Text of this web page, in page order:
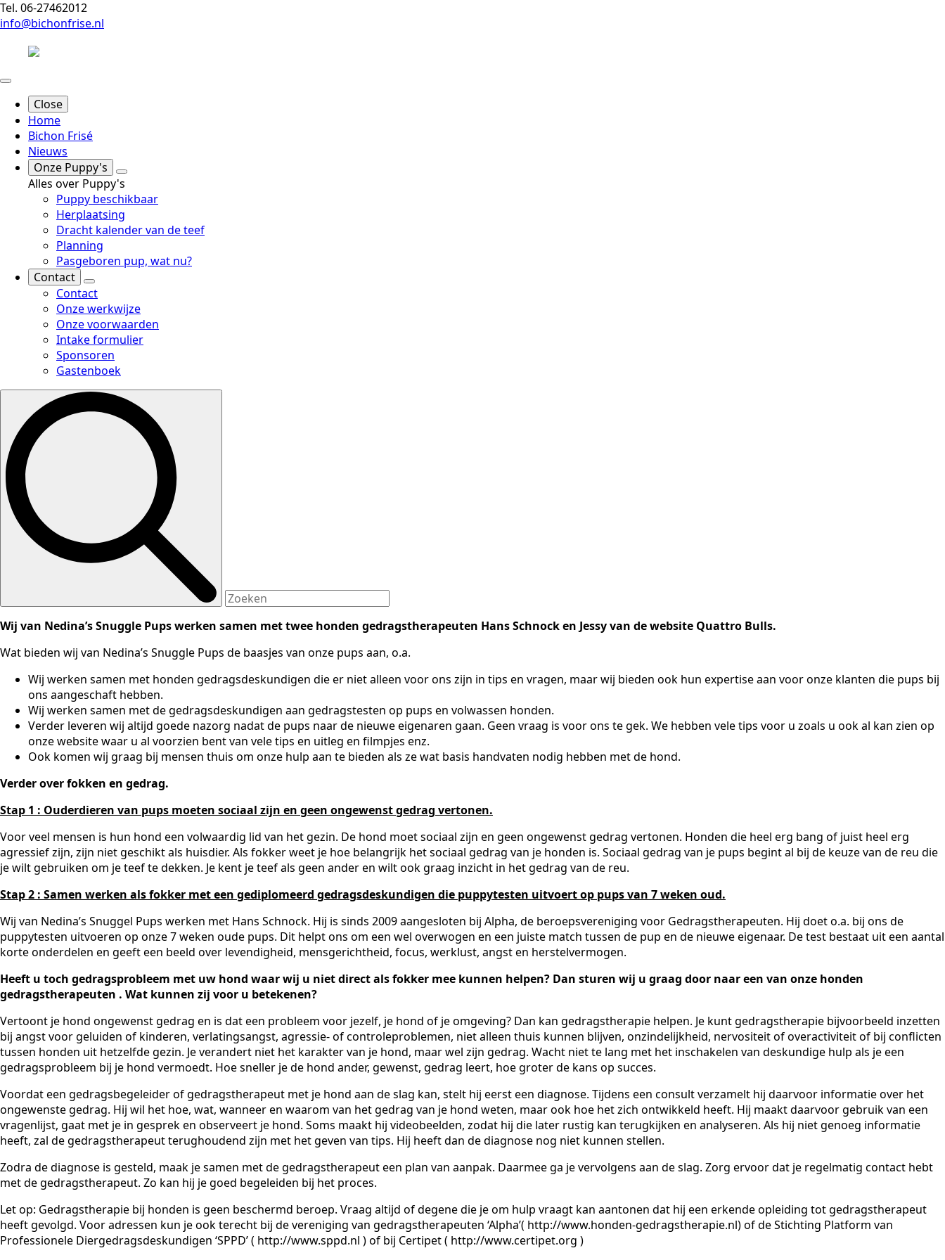
Tel. 06-27462012
info@bichonfrise.nl
Close
Home
Bichon Frisé
Nieuws
Onze Puppy's
Alles over Puppy's
Puppy beschikbaar
Herplaatsing
Dracht kalender van de teef
Planning
Pasgeboren pup, wat nu?
Contact
Contact
Onze werkwijze
Onze voorwaarden
Intake formulier
Sponsoren
Gastenboek
Wij van Nedina’s Snuggle Pups werken samen met twee honden gedragstherapeuten Hans Schnock en Jessy van de website Quattro Bulls.
Wat bieden wij van Nedina’s Snuggle Pups de baasjes van onze pups aan, o.a.
Wij werken samen met honden gedragsdeskundigen die er niet alleen voor ons zijn in tips en vragen, maar wij bieden ook hun expertise aan voor onze klanten die pups bij
ons aangeschaft hebben.
Wij werken samen met de gedragsdeskundigen aan gedragstesten op pups en volwassen honden.
Verder leveren wij altijd goede nazorg nadat de pups naar de nieuwe eigenaren gaan. Geen vraag is voor ons te gek. We hebben vele tips voor u zoals u ook al kan zien op
onze website waar u al voorzien bent van vele tips en uitleg en filmpjes enz.
Ook komen wij graag bij mensen thuis om onze hulp aan te bieden als ze wat basis handvaten nodig hebben met de hond.
Verder over fokken en gedrag.
Stap 1 : Ouderdieren van pups moeten sociaal zijn en geen ongewenst gedrag vertonen.
Voor veel mensen is hun hond een volwaardig lid van het gezin. De hond moet sociaal zijn en geen ongewenst gedrag vertonen. Honden die heel erg bang of juist heel erg
agressief zijn, zijn niet geschikt als huisdier. Als fokker weet je hoe belangrijk het sociaal gedrag van je honden is. Sociaal gedrag van je pups begint al bij de keuze van de reu die
je wilt gebruiken om je teef te dekken. Je kent je teef als geen ander en wilt ook graag inzicht in het gedrag van de reu.
Stap 2 : Samen werken als fokker met een gediplomeerd gedragsdeskundigen die puppytesten uitvoert op pups van 7 weken oud.
Wij van Nedina’s Snuggel Pups werken met Hans Schnock. Hij is sinds 2009 aangesloten bij Alpha, de beroepsvereniging voor Gedragstherapeuten. Hij doet o.a. bij ons de
puppytesten uitvoeren op onze 7 weken oude pups. Dit helpt ons om een wel overwogen en een juiste match tussen de pup en de nieuwe eigenaar. De test bestaat uit een aantal
korte onderdelen en geeft een beeld over levendigheid, mensgerichtheid, focus, werklust, angst en herstelvermogen.
Heeft u toch gedragsprobleem met uw hond waar wij u niet direct als fokker mee kunnen helpen? Dan sturen wij u graag door naar een van onze honden
gedragstherapeuten . Wat kunnen zij voor u betekenen?
Vertoont je hond ongewenst gedrag en is dat een probleem voor jezelf, je hond of je omgeving? Dan kan gedragstherapie helpen. Je kunt gedragstherapie bijvoorbeeld inzetten
bij angst voor geluiden of kinderen, verlatingsangst, agressie- of controleproblemen, niet alleen thuis kunnen blijven, onzindelijkheid, nervositeit of overactiviteit of bij conflicten
tussen honden uit hetzelfde gezin. Je verandert niet het karakter van je hond, maar wel zijn gedrag. Wacht niet te lang met het inschakelen van deskundige hulp als je een
gedragsprobleem bij je hond vermoedt. Hoe sneller je de hond ander, gewenst, gedrag leert, hoe groter de kans op succes.
Voordat een gedragsbegeleider of gedragstherapeut met je hond aan de slag kan, stelt hij eerst een diagnose. Tijdens een consult verzamelt hij daarvoor informatie over het
ongewenste gedrag. Hij wil het hoe, wat, wanneer en waarom van het gedrag van je hond weten, maar ook hoe het zich ontwikkeld heeft. Hij maakt daarvoor gebruik van een
vragenlijst, gaat met je in gesprek en observeert je hond. Soms maakt hij videobeelden, zodat hij die later rustig kan terugkijken en analyseren. Als hij niet genoeg informatie
heeft, zal de gedragstherapeut terughoudend zijn met het geven van tips. Hij heeft dan de diagnose nog niet kunnen stellen.
Zodra de diagnose is gesteld, maak je samen met de gedragstherapeut een plan van aanpak. Daarmee ga je vervolgens aan de slag. Zorg ervoor dat je regelmatig contact hebt
met de gedragstherapeut. Zo kan hij je goed begeleiden bij het proces.
Let op: Gedragstherapie bij honden is geen beschermd beroep. Vraag altijd of degene die je om hulp vraagt kan aantonen dat hij een erkende opleiding tot gedragstherapeut
heeft gevolgd. Voor adressen kun je ook terecht bij de vereniging van gedragstherapeuten ‘Alpha’( http://www.honden-gedragstherapie.nl) of de Stichting Platform van
Professionele Diergedragsdeskundigen ‘SPPD’ ( http://www.sppd.nl ) of bij Certipet ( http://www.certipet.org )